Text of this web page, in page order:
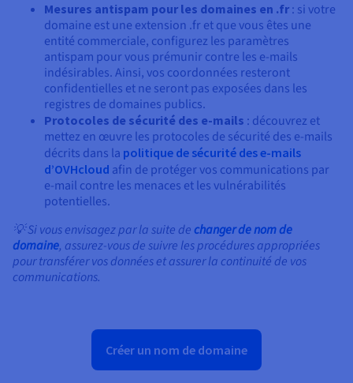
Mesures antispam pour les domaines en .fr : si votre
domaine est une extension .fr et que vous êtes une
entité commerciale, configurez les paramètres
antispam pour vous prémunir contre les e-mails
indésirables. Ainsi, vos coordonnées resteront
confidentielles et ne seront pas exposées dans les
registres de domaines publics.
Protocoles de sécurité des e-mails : découvrez et
mettez en œuvre les protocoles de sécurité des e-mails
décrits dans la politique de sécurité des e-mails
d’OVHcloud afin de protéger vos communications par
e-mail contre les menaces et les vulnérabilités
potentielles.
💡 Si vous envisagez par la suite dechanger de nom de
domaine, assurez-vous de suivre les procédures appropriées
pour transférer vos données et assurer la continuité de vos
communications.
Créer un nom de domaine